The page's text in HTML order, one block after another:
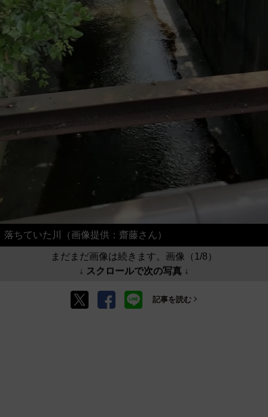
落ちていた川（画像提供：齋藤さん）
まだまだ画像は続きます。画像（1/8）
↓ スクロールで次の写真 ↓
記事を読む